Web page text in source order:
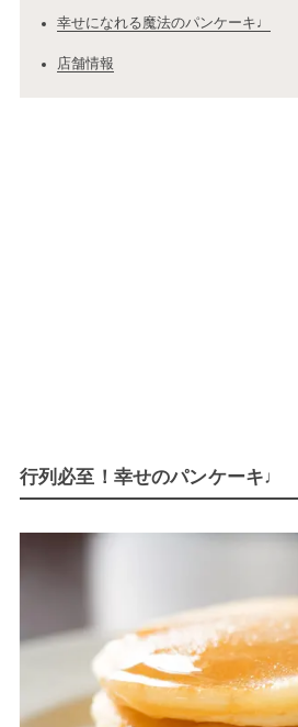
幸せになれる魔法のパンケーキ♩
店舗情報
行列必至！幸せのパンケーキ♩